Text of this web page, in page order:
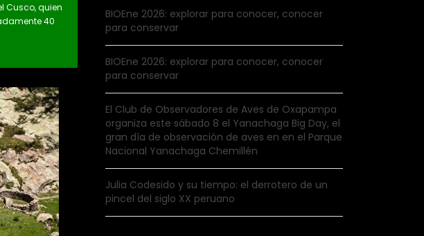
Cusco, quien
40
BIOEne 2026: explorar para conocer, conocer
para conservar
BIOEne 2026: explorar para conocer, conocer
para conservar
El Club de Observadores de Aves de Oxapampa
organiza este sábado 8 el Yanachaga Big Day, el
gran día de observación de aves en en el Parque
Nacional Yanachaga Chemillén
Julia Codesido y su tiempo: el derrotero de un
pincel del siglo XX peruano